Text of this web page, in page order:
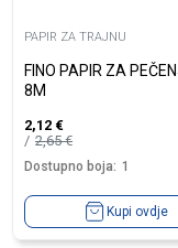
PAPIR ZA TRAJNU
FINO PAPIR ZA
8M
2,12 €
2,65€
Dostupno boja: 1
Kupi ovdje